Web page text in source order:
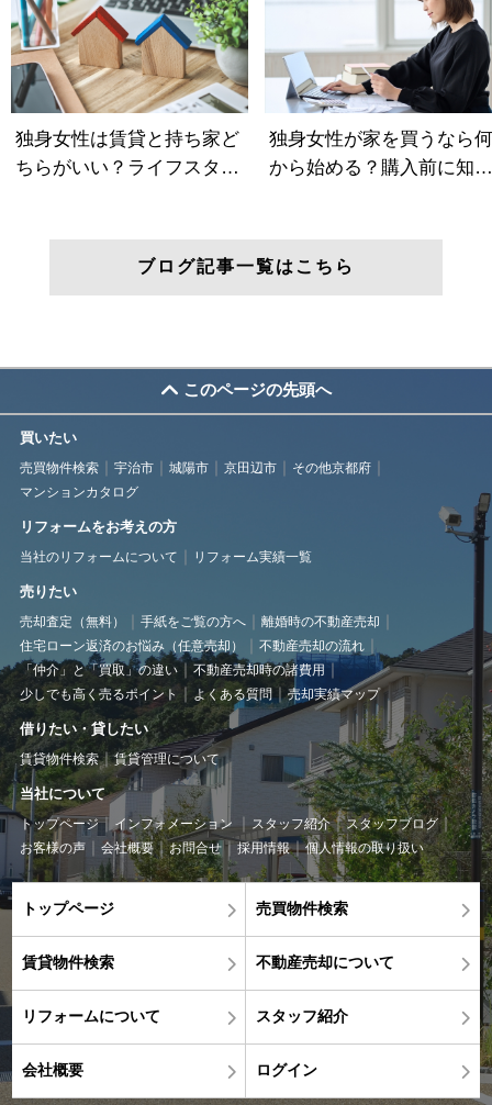
ブログ記事一覧はこちら
このページの先頭へ
買いたい
売買物件検索 宇治市 城陽市 京田辺市
その他京都府
マンションカタログ
リフォームをお考えの方
当社のリフォームについて リフォーム実績一覧
売りたい
売却査定（無料） 手紙をご覧の方へ
離婚時の不動産売却
住宅ローン返済のお悩み（任意売却）
不動産売却の流れ
「仲介」と「買取」の違い
不動産売却時の諸費用
少しでも高く売るポイント
よくある質問 売却実績マップ
借りたい・貸したい
賃貸物件検索 賃貸管理について
当社について
トップページ インフォメーション スタッフ紹介
スタッフブログ
お客様の声
会社概要 お問合せ 採用情報 個人情報の取り扱い
トップページ 売買物件検索
賃貸物件検索 不動産売却について
リフォームについて スタッフ紹介
会社概要 ログイン